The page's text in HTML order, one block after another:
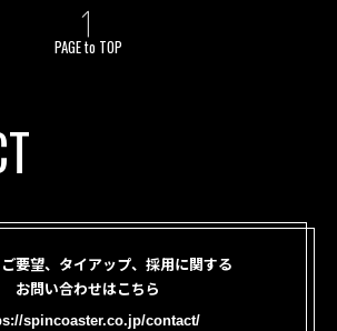
PAGE to TOP
要望、タイアップ、採用に関する
お問い合わせはこちら
spincoaster.co.jp/contact/